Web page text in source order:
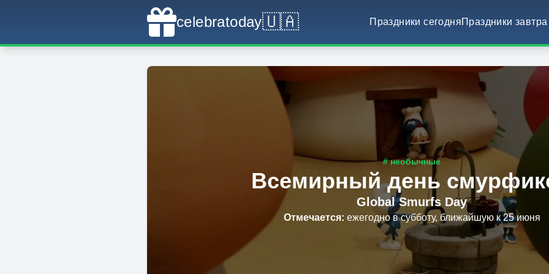
celebratoday🇺🇦 Праздники сегодняПраздники завтра
# необычные
Всемирный день
Global Smurfs Day
Отмечается: ежегодно в субботу, ближайшую к 25 июня